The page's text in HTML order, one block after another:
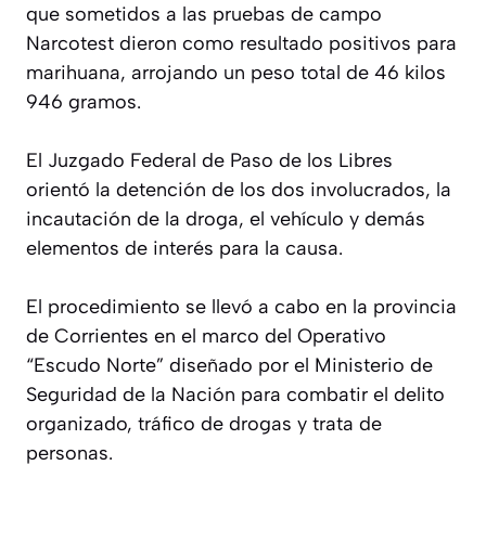
que sometidos a las pruebas de campo
Narcotest dieron como resultado positivos para
marihuana, arrojando un peso total de 46 kilos
946 gramos.
El Juzgado Federal de Paso de los Libres
orientó la detención de los dos involucrados, la
incautación de la droga, el vehículo y demás
elementos de interés para la causa.
El procedimiento se llevó a cabo en la provincia
de Corrientes en el marco del Operativo
“Escudo Norte” diseñado por el Ministerio de
Seguridad de la Nación para combatir el delito
organizado, tráfico de drogas y trata de
personas.